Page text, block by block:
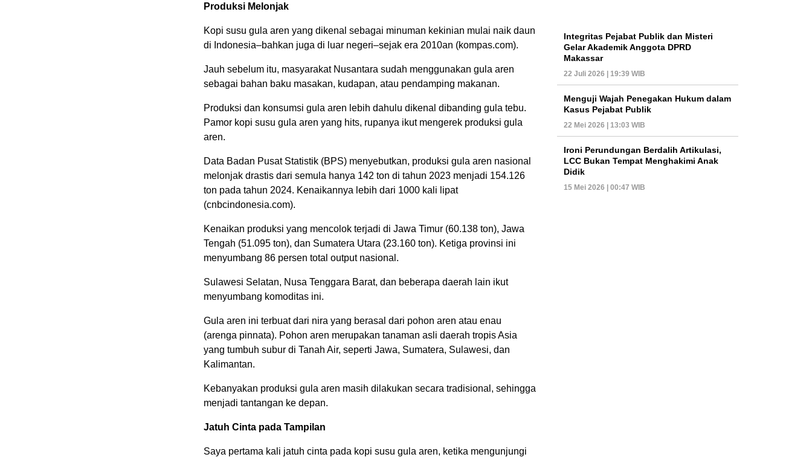
Produksi Melonjak
Kopi susu gula aren yang dikenal sebagai minuman kekinian mulai naik daun
di Indonesia–bahkan juga di luar negeri–sejak era 2010an (kompas.com).
Jauh sebelum itu, masyarakat Nusantara sudah menggunakan gula aren
sebagai bahan baku masakan, kudapan, atau pendamping makanan.
Produksi dan konsumsi gula aren lebih dahulu dikenal dibanding gula tebu.
Pamor kopi susu gula aren yang hits, rupanya ikut mengerek produksi gula
aren.
Data Badan Pusat Statistik (BPS) menyebutkan, produksi gula aren nasional
melonjak drastis dari semula hanya 142 ton di tahun 2023 menjadi 154.126
ton pada tahun 2024. Kenaikannya lebih dari 1000 kali lipat
(cnbcindonesia.com).
Kenaikan produksi yang mencolok terjadi di Jawa Timur (60.138 ton), Jawa
Tengah (51.095 ton), dan Sumatera Utara (23.160 ton). Ketiga provinsi ini
menyumbang 86 persen total output nasional.
Sulawesi Selatan, Nusa Tenggara Barat, dan beberapa daerah lain ikut
menyumbang komoditas ini.
Gula aren ini terbuat dari nira yang berasal dari pohon aren atau enau
(arenga pinnata). Pohon aren merupakan tanaman asli daerah tropis Asia
yang tumbuh subur di Tanah Air, seperti Jawa, Sumatera, Sulawesi, dan
Kalimantan.
Kebanyakan produksi gula aren masih dilakukan secara tradisional, sehingga
menjadi tantangan ke depan.
Jatuh Cinta pada Tampilan
Saya pertama kali jatuh cinta pada kopi susu gula aren, ketika mengunjungi
Integritas Pejabat Publik dan Misteri
Gelar Akademik Anggota DPRD
Makassar
22 Juli 2026 | 19:39 WIB
Menguji Wajah Penegakan Hukum dalam
Kasus Pejabat Publik
22 Mei 2026 | 13:03 WIB
Ironi Perundungan Berdalih Artikulasi,
LCC Bukan Tempat Menghakimi Anak
Didik
15 Mei 2026 | 00:47 WIB